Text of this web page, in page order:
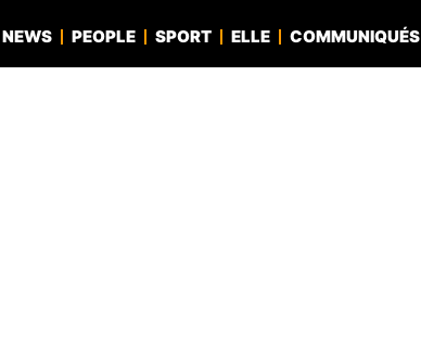
NEWS PEOPLE SPORT ELLE COMMUNIQUÉS